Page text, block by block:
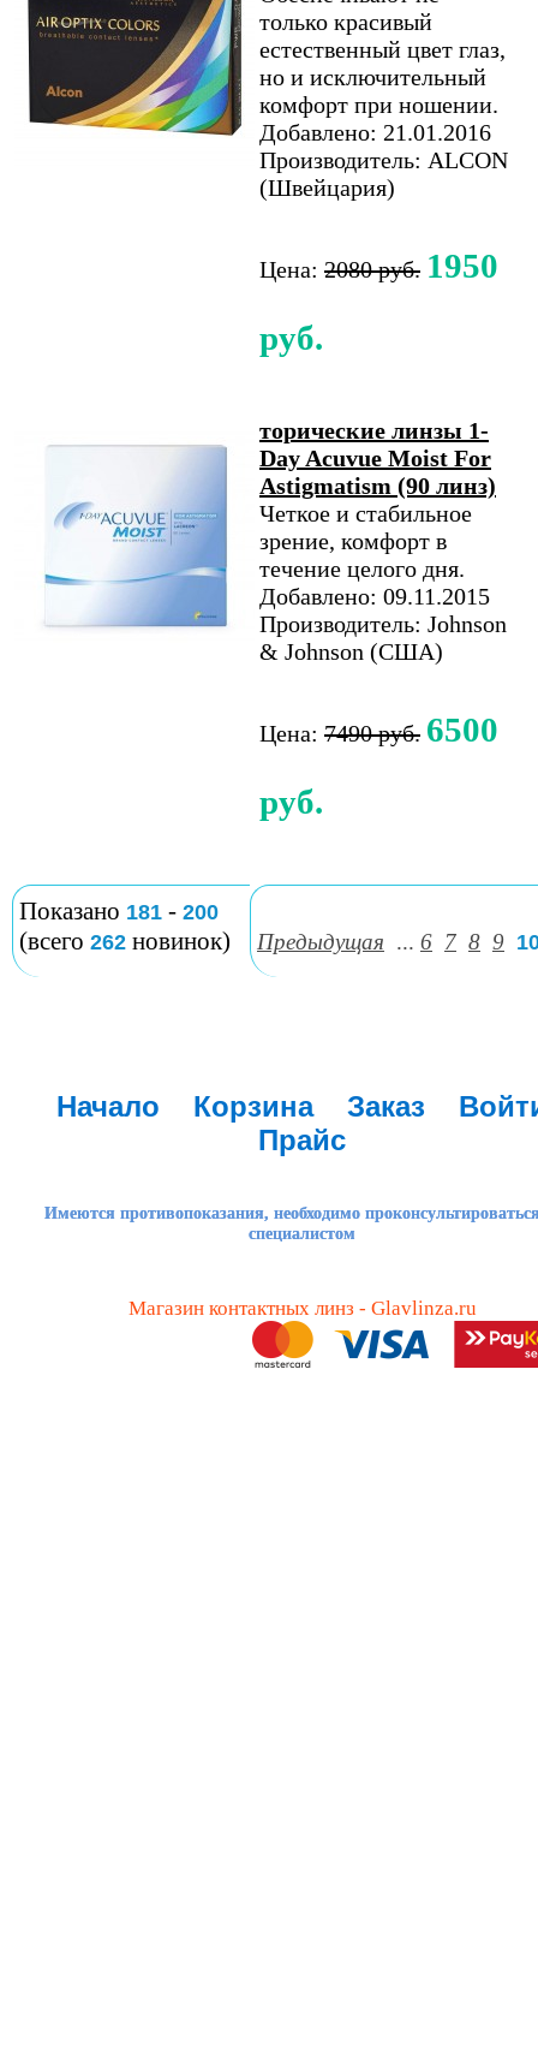
только красивый
естественный цвет глаз,
но и исключительный
комфорт при ношении.
Добавлено: 21.01.2016
Производитель: ALCON
(Швейцария)
Цена: 2080 руб. 1950
руб.
торические линзы 1-
Day Acuvue Moist For
Astigmatism (90 линз)
Четкое и стабильное
зрение, комфорт в
течение целого дня.
Добавлено: 09.11.2015
Производитель: Johnson
& Johnson (США)
Цена: 7490 руб. 6500
руб.
Показано 181 - 200
(всего 262 новинок) Предыдущая ... 6 7 8 9
Начало Корзина Заказ
Прайс
Имеются противопоказания, необходимо
специалистом
Магазин контактных линз - Glavlinza.ru